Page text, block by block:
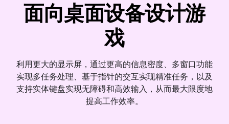
面向桌面设备设计游
戏
利用更大的显示屏，通过更高的信息密度、多窗口功能
实现多任务处理、基于指针的交互实现精准任务，以及
支持实体键盘实现无障碍和高效输入，从而最大限度地
提高工作效率。